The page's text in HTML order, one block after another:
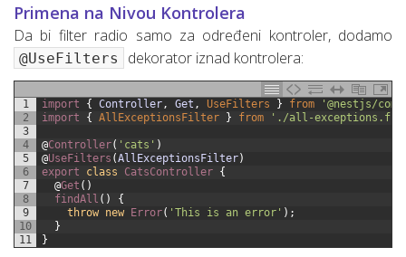
Primena na Nivou Kontrolera
Da bi filter radio samo za određeni kontroler, dodamo
@UseFilters dekorator iznad kontrolera:
1
2
3
4
5
6
7
8
9
10
11
import { Controller, Get , UseFilters } from
'@nestjs/
import
{ AllExceptionsFilter } from './all-
@Controller( 'cats' )
@UseFilters (AllExceptionsFilter)
export
class CatsController {
@Get ( )
findAll ( )
{
throw new Error( 'This is an error' ) ;
}
}